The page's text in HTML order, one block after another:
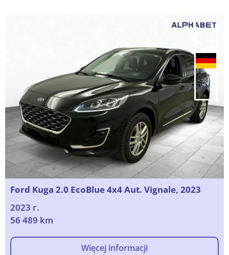
Ford Kuga 2.0 EcoBlue 4x4 Aut. Vignale, 2023
2023 г.
56 489 km
Więcej informacji